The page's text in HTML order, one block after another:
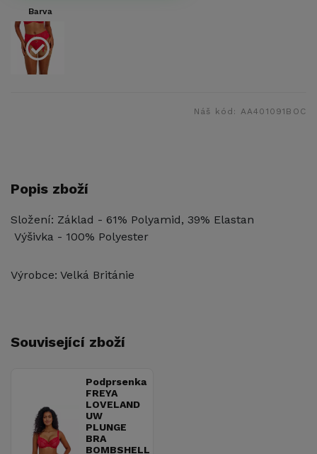
Barva
Náš kód: AA401091BOC
Popis zboží
Složení: Základ - 61% Polyamid, 39% Elastan
Výšivka - 100% Polyester
Výrobce: Velká Británie
Související zboží
Podprsenka
FREYA
LOVELAND
UW
PLUNGE
BRA
BOMBSHELL